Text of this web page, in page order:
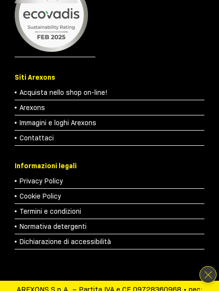
Siti Arexons
Acquista nello shop on-line!
Arexons
Immagini e loghi Arexons
Contattaci
Informazioni legali
Privacy Policy
Cookie Policy
Termini e condizioni
Normativa detergenti
Dichiarazione di accessibilità